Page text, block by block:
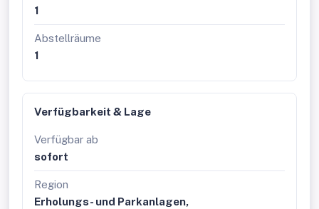
1
Abstellräume
1
Verfügbarkeit & Lage
Verfügbar ab
sofort
Region
Erholungs- und Parkanlagen,